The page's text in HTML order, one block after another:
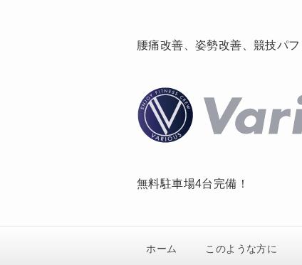
腰痛改善、姿勢改善、競技パ
無料駐車場4台完備！
ホーム このような方に